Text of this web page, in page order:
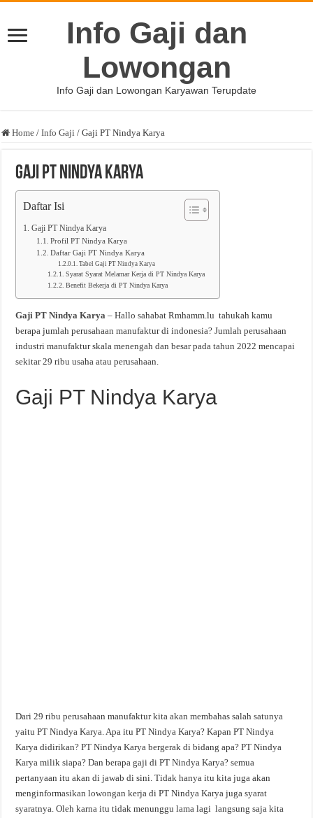
Info Gaji dan
Lowongan
Info Gaji dan Lowongan Karyawan Terupdate
Home / Info Gaji / Gaji PT Nindya Karya
Gaji PT Nindya Karya
Daftar Isi
Gaji PT Nindya Karya
Profil PT Nindya Karya
Daftar Gaji PT Nindya Karya
Tabel Gaji PT Nindya Karya
Syarat Syarat Melamar Kerja di PT Nindya Karya
Benefit Bekerja di PT Nindya Karya
Gaji PT Nindya Karya – Hallo sahabat Rmhamm.lu tahukah kamu
berapa jumlah perusahaan manufaktur di indonesia? Jumlah perusahaan
industri manufaktur skala menengah dan besar pada tahun 2022 mencapai
sekitar 29 ribu usaha atau perusahaan.
Gaji PT Nindya Karya
Dari 29 ribu perusahaan manufaktur kita akan membahas salah satunya
yaitu PT Nindya Karya. Apa itu PT Nindya Karya? Kapan PT Nindya
Karya didirikan? PT Nindya Karya bergerak di bidang apa? PT Nindya
Karya milik siapa? Dan berapa gaji di PT Nindya Karya? semua
pertanyaan itu akan di jawab di sini. Tidak hanya itu kita juga akan
menginformasikan lowongan kerja di PT Nindya Karya juga syarat
syaratnya. Oleh karna itu tidak menunggu lama lagi langsung saja kita